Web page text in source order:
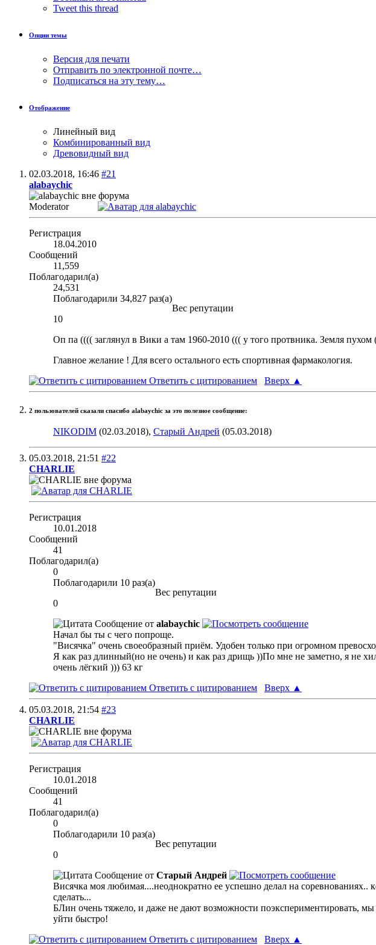
Tweet this thread
Опции темы
Версия для печати
Отправить по электронной почте…
Подписаться на эту тему…
Отображение
Линейный вид
Комбинированный вид
Древовидный вид
02.03.2018, 16:46 #21
alabaychic
Moderator
Регистрация
18.04.2010
Сообщений
11,559
Поблагодарил(а)
24,531
Поблагодарили 34,827 раз(а)
Вес репутации
10
Оп па (((( заглянул в Вики а там 1960-2010 ((( у того протвника. Земля пухом
Главное желание ! Для всего остального есть спортивная фармакология.
Ответить с цитированием
Вверх ▲
2 пользователей сказали cпасибо alabaychic за это полезное сообщение:
NIKODIM (02.03.2018), Старый Андрей (05.03.2018)
05.03.2018, 21:51 #22
CHARLIE
Регистрация
10.01.2018
Сообщений
41
Поблагодарил(а)
0
Поблагодарили 10 раз(а)
Вес репутации
0
Сообщение от alabaychic
Начал бы ты с чего попроще.
"Висячка" очень своеобразный приём. Удобен только при огромном
Я как раз длинный(но не очень) и как раз дрищь ))По мне не заметно, я не
очень лёгкий ))) 63 кг
Ответить с цитированием
Вверх ▲
05.03.2018, 21:54 #23
CHARLIE
Регистрация
10.01.2018
Сообщений
41
Поблагодарил(а)
0
Поблагодарили 10 раз(а)
Вес репутации
0
Сообщение от Старый Андрей
Висячка моя любимая....неоднократно ее успешно делал на соревнованиях..
сделать...
БЛин очень тяжело, и даже не дают возможности поэкспериментировать, мы
уйти быстро!
Ответить с цитированием
Вверх ▲